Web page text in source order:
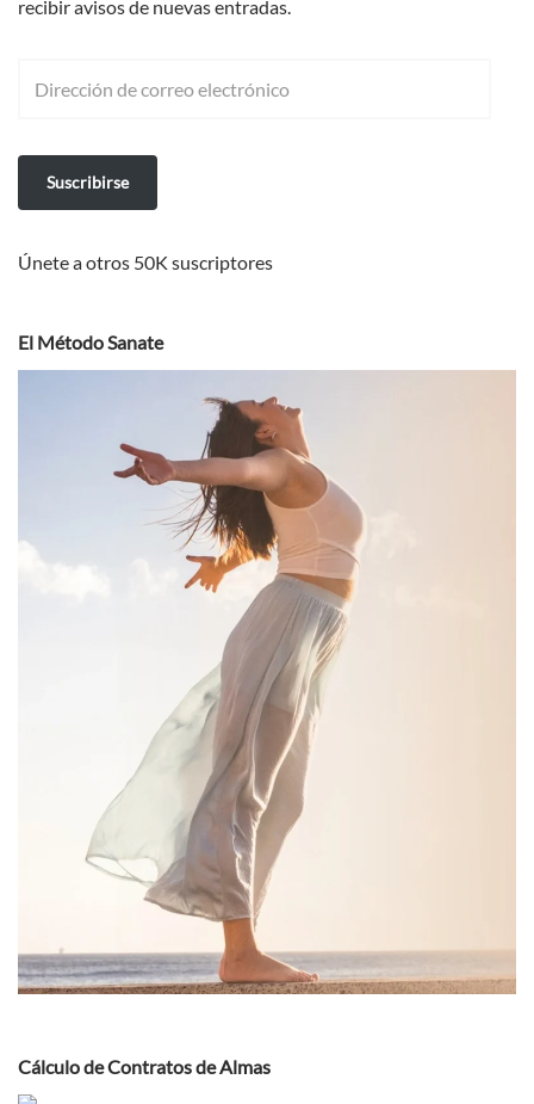
recibir avisos de nuevas entradas.
Suscribirse
Únete a otros 50K suscriptores
El Método Sanate
Cálculo de Contratos de Almas